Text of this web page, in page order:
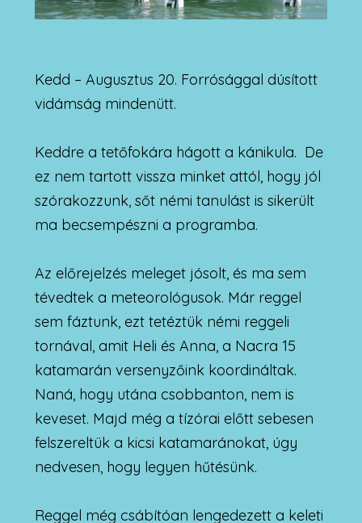
Kedd – Augusztus 20. Forrósággal dúsított
vidámság mindenütt.
Keddre a tetőfokára hágott a kánikula. De
ez nem tartott vissza minket attól, hogy jól
szórakozzunk, sőt némi tanulást is sikerült
ma becsempészni a programba.
Az előrejelzés meleget jósolt, és ma sem
tévedtek a meteorológusok. Már reggel
sem fáztunk, ezt tetéztük némi reggeli
tornával, amit Heli és Anna, a Nacra 15
katamarán versenyzőink koordináltak.
Naná, hogy utána csobbanton, nem is
keveset. Majd még a tízórai előtt sebesen
felszereltük a kicsi katamaránokat, úgy
nedvesen, hogy legyen hűtésünk.
Reggel még csábítóan lengedezett a keleti